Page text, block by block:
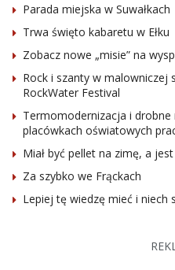
Parada miejska w Suwałkach
Trwa święto kabaretu w Ełku
Zobacz nowe „misie” na
Rock i szanty w malowniczej
RockWater Festival
Termomodernizacja i
placówkach oświatowych
Miał być pellet na zimę, a
Za szybko we Frąckach
Lepiej tę wiedzę mieć i niech